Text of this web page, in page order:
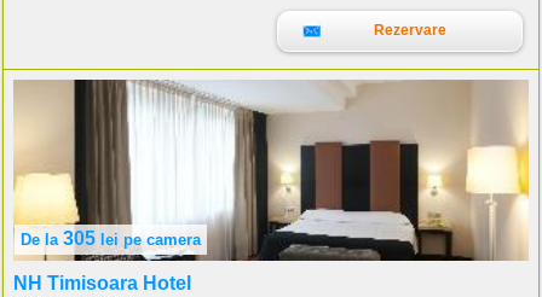
Rezervare
De la 305 lei pe camera
NH Timisoara Hotel